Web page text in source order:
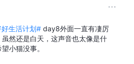
生活计划# day8外面一直有凄厉
然还是白天，这声音也太像是什
小猫没事。